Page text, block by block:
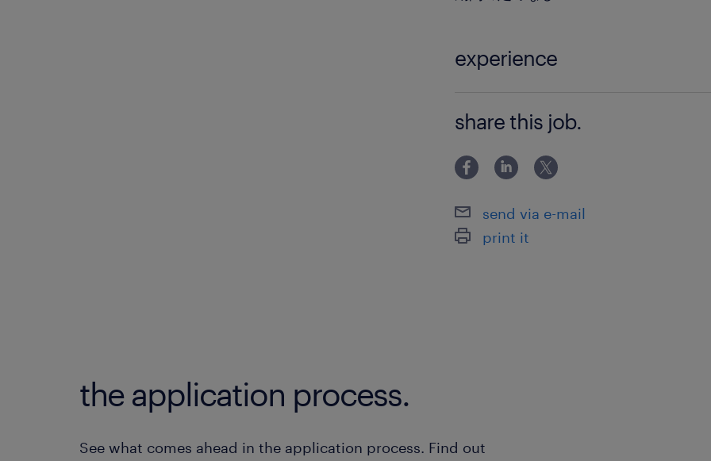
experience
トマネージャーまたはリーダーの経験
上の日本語コミュニケーションスキル
テーション経験） 【歓迎条
share this job.
send via e-mail
print it
the application process.
See what comes ahead in the application process. Find out